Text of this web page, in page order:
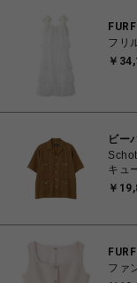
フリ
￥
ビー
キュ
￥
ファ